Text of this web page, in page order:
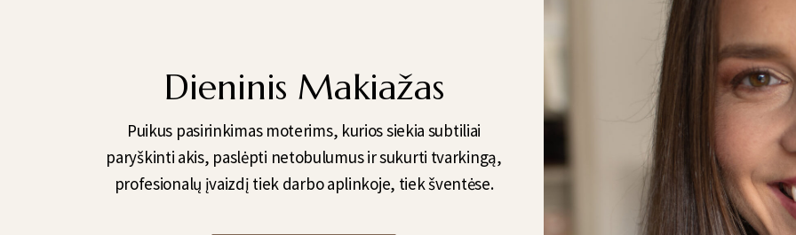
Dieninis Makiažas
Puikus pasirinkimas moterims, kurios siekia subtiliai
paryškinti akis, paslėpti netobulumus ir sukurti tvarkingą,
profesionalų įvaizdį tiek darbo aplinkoje, tiek šventėse.